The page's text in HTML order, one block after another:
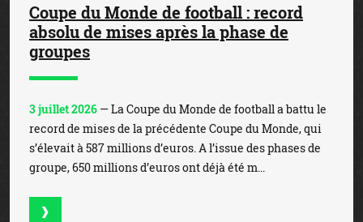
Coupe du Monde de football : record
absolu de mises après la phase de
groupes
3 juillet 2026 — La Coupe du Monde de football a battu le
record de mises de la précédente Coupe du Monde, qui
s’élevait à 587 millions d’euros. A l’issue des phases de
groupe, 650 millions d’euros ont déjà été m...